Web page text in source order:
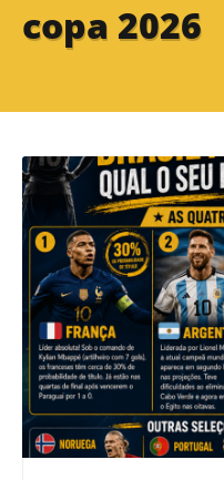
copa 2026